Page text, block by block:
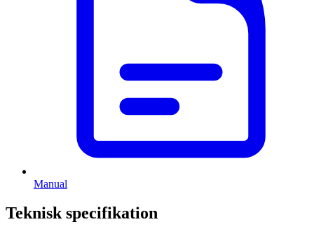
Manual
Teknisk specifikation